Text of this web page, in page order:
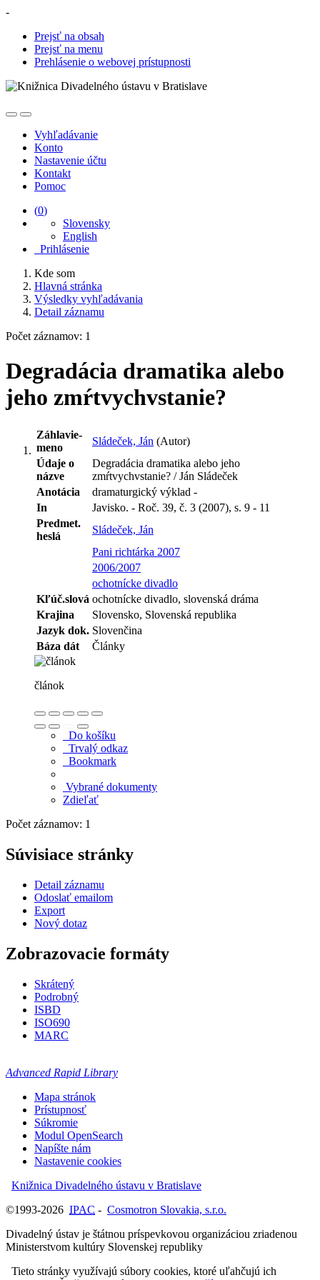
-
Prejsť na obsah
Prejsť na menu
Prehlásenie o webovej prístupnosti
Vyhľadávanie
Konto
Nastavenie účtu
Kontakt
Pomoc
(0)
Slovensky
English
Prihlásenie
Kde som
Hlavná stránka
Výsledky vyhľadávania
Detail záznamu
Počet záznamov: 1
Degradácia dramatika alebo
jeho zmŕtvychvstanie?
Záhlavie-
meno
Sládeček, Ján (Autor)
Údaje o
názve
Degradácia dramatika alebo jeho
zmŕtvychvstanie? / Ján Sládeček
Anotácia
dramaturgický výklad -
In
Javisko. - Roč. 39, č. 3 (2007), s. 9 - 11
Predmet.
heslá
Sládeček, Ján
Pani richtárka 2007
2006/2007
ochotnícke divadlo
Kľúč.slová ochotnícke divadlo, slovenská dráma
Krajina
Slovensko, Slovenská republika
Jazyk dok. Slovenčina
Báza dát
Články
článok
Do košíku
Trvalý odkaz
Bookmark
Vybrané dokumenty
Zdieľať
Počet záznamov: 1
Súvisiace stránky
Detail záznamu
Odoslať emailom
Export
Nový dotaz
Zobrazovacie formáty
Skrátený
Podrobný
ISBD
ISO690
MARC
Advanced Rapid Library
Mapa stránok
Prístupnosť
Súkromie
Modul OpenSearch
Napíšte nám
Nastavenie cookies
Knižnica Divadelného ústavu v Bratislave
©1993-2026 IPAC - Cosmotron Slovakia, s.r.o.
Divadelný ústav je štátnou príspevkovou organizáciou zriadenou
Ministerstvom kultúry Slovenskej republiky
Tieto stránky využívajú súbory cookies, ktoré uľahčujú ich